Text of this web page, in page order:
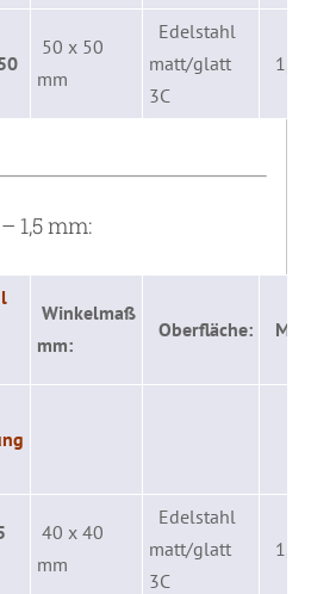
50 x 50
mm
Edelstahl
matt/glatt
3C
1,0
1,5 mm:
Winkelmaß
mm:
Oberfläche:
40 x 40
mm
Edelstahl
matt/glatt
3C
1,5